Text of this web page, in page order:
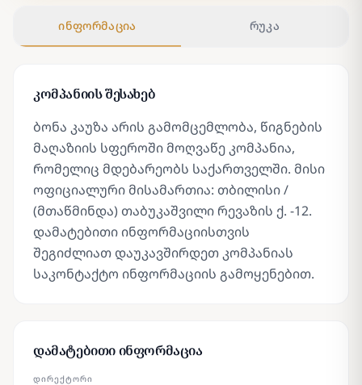
ინფორმაცია რუკა
კომპანიის შესახებ
ბონა კაუზა არის გამომცემლობა, წიგნების
მაღაზიის სფეროში მოღვაწე კომპანია,
რომელიც მდებარეობს საქართველში. მისი
ოფიციალური მისამართია: თბილისი /
(მთაწმინდა) თაბუკაშვილი რევაზის ქ. -12.
დამატებითი ინფორმაციისთვის
შეგიძლიათ დაუკავშირდეთ კომპანიას
საკონტაქტო ინფორმაციის გამოყენებით.
დამატებითი ინფორმაცია
ᲓᲘᲠᲔᲥᲢᲝᲠᲘ